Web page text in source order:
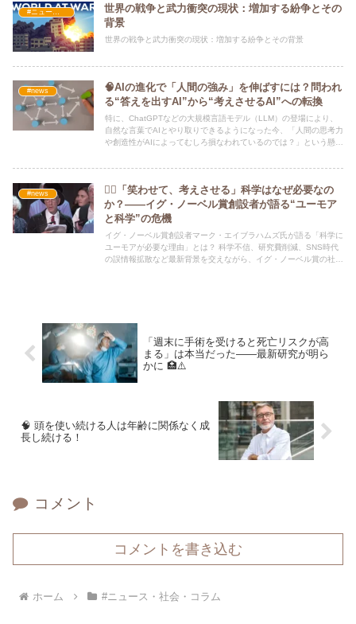
#ニュース・社会・コラム
世界の戦争と武力衝突の現状：増加する紛争とその
背景
世界の戦争と武力衝突の現状：増加する紛争とその背景
#news
🧠AIの進化で「人間の強み」を伸ばすには？問われ
る“答えを出すAI”から“考えさせるAI”への転換
特に、ChatGPTなどの大規模言語モデル（LLM）の登場により、
自然な言葉でAIとやり取りできるようになった今、「人間の思考力
や創造性がAIによってむしろ損なわれているのでは？」という懸念
#news
🤹‍♂️「笑わせて、考えさせる」科学はなぜ必要なの
か？――イグ・ノーベル賞創設者が語る“ユーモア
と科学”の危機
イグ・ノーベル賞創設者マーク・エイブラハムズ氏が語る「科学に
ユーモアが必要な理由」とは？ 科学不信、研究費削減、SNS時代
の誤情報拡散など最新背景を交えながら、イグ・ノーベル賞の社会
「週末に手術を受けると死亡リスクが高
まる」は本当だった——最新研究が明ら
かに 🏥⚠️
🧠 頭を使い続ける人は年齢に関係なく成
長し続ける！
コメント
コメントを書き込む
ホーム #ニュース・社会・コラム